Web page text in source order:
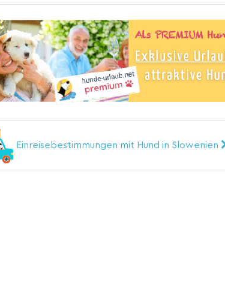
Einreisebestimmungen mit Hund in Slowenien